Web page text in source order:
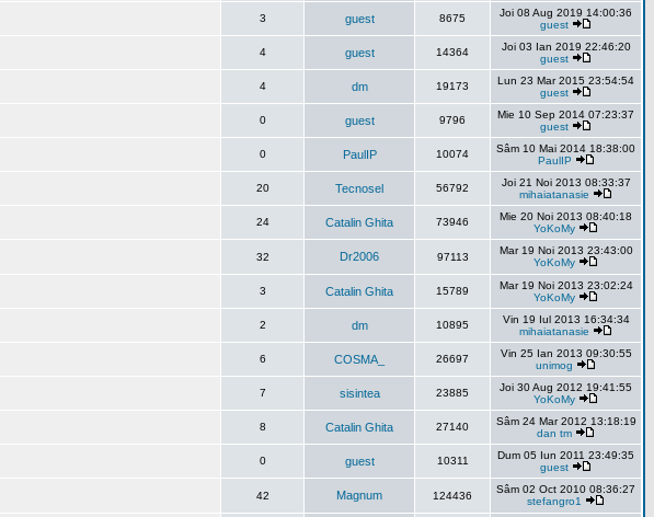
3 guest 8675
Joi 08 Aug 2019 14:00:36
guest
4 guest 14364
Joi 03 Ian 2019 22:46:20
guest
4 dm 19173
Lun 23 Mar 2015 23:54:54
guest
0 guest 9796
Mie 10 Sep 2014 07:23:37
guest
0 PaulIP 10074
Sâm 10 Mai 2014 18:38:00
PaulIP
20 Tecnosel 56792
Joi 21 Noi 2013 08:33:37
mihaiatanasie
24 Catalin Ghita 73946
Mie 20 Noi 2013 08:40:18
YoKoMy
32 Dr2006 97113
Mar 19 Noi 2013 23:43:00
YoKoMy
3 Catalin Ghita 15789
Mar 19 Noi 2013 23:02:24
YoKoMy
2 dm 10895
Vin 19 Iul 2013 16:34:34
mihaiatanasie
6 COSMA_ 26697
Vin 25 Ian 2013 09:30:55
unimog
7 sisintea 23885
Joi 30 Aug 2012 19:41:55
YoKoMy
8 Catalin Ghita 27140
Sâm 24 Mar 2012 13:18:19
dan tm
0 guest 10311
Dum 05 Iun 2011 23:49:35
guest
42 Magnum 124436
Sâm 02 Oct 2010 08:36:27
stefangro1